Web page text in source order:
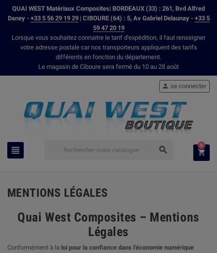
QUAI WEST Matériaux Composites| BORDEAUX (33) : 261, Bvd Alfred
Daney - +33 5 56 29 19 29| CIBOURE (64) : 5, Av Gabriel Delaunay - +33 5
59 47 20 19
Lorsque vous souhaitez connaitre le tarif d'expédition, il faut renseigner
votre adresse postale car nos transporteurs appliquent des tarifs
différents en fonction du département.
Le magasin de Ciboure sera fermé du 10 au 28 août
 
 se connecter

0
MENTIONS LÉGALES
Quai West Composites – Mentions
Légales
Conformément à la loi pour la confiance dans l’économie numérique